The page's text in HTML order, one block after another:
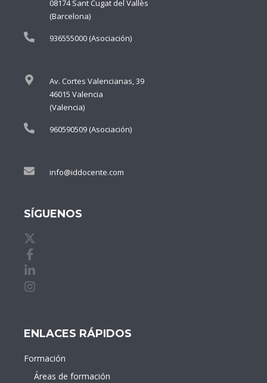
08174 Sant Cugat del Vallès
(Barcelona)
936555000 (Asociación)
Av. Cortes Valencianas, 39
46015 Valencia
(Valencia)
960590509 (Asociación)
info@iddocente.com
SÍGUENOS
ENLACES RÁPIDOS
Formación
Áreas de formación